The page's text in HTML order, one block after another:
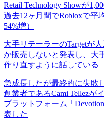
Retail Technology Showが
過去12ヶ月間でRobloxで平
54%増）
大手リテーラーのTargetが
か販売しないと発表し、大
作り直すように話している
急成長したが最終的に失敗
創業者であるCami Tellezが
プラットフォーム「
表した